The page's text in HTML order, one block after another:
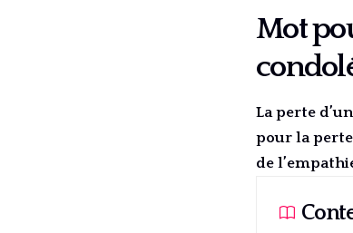
Mot
La perte
pour la
de